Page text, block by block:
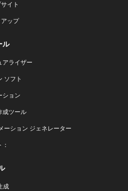
イト
ップ
ル
アライザー
ソフト
ション
成ツール
ーション ジェネレーター
成